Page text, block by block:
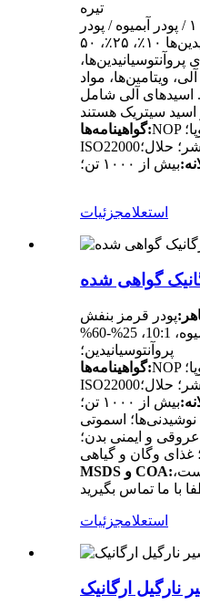
تیره
۴:۱، ۱۰:۱ / پودر آبمیوه / پودر
پروآنتوسیانیدین‌ها،
ویتامین‌ها، مواد
اسیدهای آلی شامل
گواهینامه‌ها:NOP و ارگانیک اتحادیه اروپا؛ BRC؛
بیش از ۱۰۰۰ تن؛
استعلامجزئیات
گواهی شده
پودر قرمز بنفش
پودر آبمیوه، 10:1، 25%-60%
پروآنتوسیانیدین؛
گواهینامه‌ها:NOP و ارگانیک اتحادیه اروپا؛ BRC؛
بیش از ۱۰۰۰ تن؛
نوشیدنی‌ها؛ اسموتی
و ایمنی بدن؛
MSDS و COA:
استعلامجزئیات
نارگیل ارگانیک